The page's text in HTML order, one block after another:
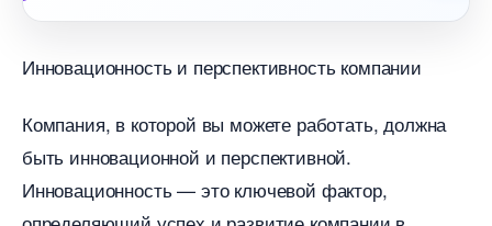
Инновационность и перспективность компании
Компания, в которой вы можете работать, должна
ыть инновационной и перспективной.
Инновационность — это ключевой фактор,